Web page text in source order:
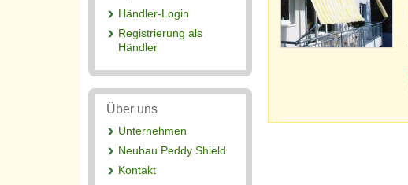
Händler-Login
Registrierung als
Händler
Über uns
Unternehmen
Neubau Peddy Shield
Kontakt